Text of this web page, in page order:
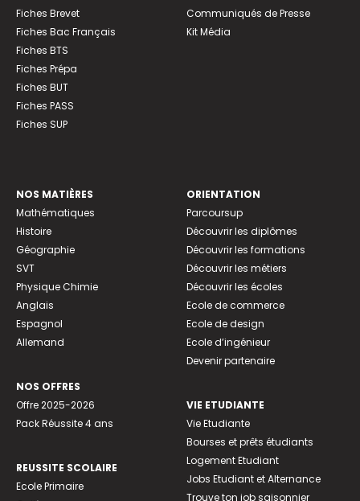
Fiches Brevet
Fiches Bac Français
Fiches BTS
Fiches Prépa
Fiches BUT
Fiches PASS
Fiches SUP
Communiqués de Presse
Kit Média
NOS MATIÈRES
Mathématiques
Histoire
Géographie
SVT
Physique Chimie
Anglais
Espagnol
Allemand
NOS OFFRES
Offre 2025-2026
Pack Réussite 4 ans
REUSSITE SCOLAIRE
Ecole Primaire
ORIENTATION
Parcoursup
Découvrir les diplômes
Découvrir les formations
Découvrir les métiers
Découvrir les écoles
Ecole de commerce
Ecole de design
Ecole d’ingénieur
Devenir partenaire
VIE ETUDIANTE
Vie Etudiante
Bourses et prêts étudiants
Logement Etudiant
Jobs Etudiant et Alternance
Trouve ton job saisonnier